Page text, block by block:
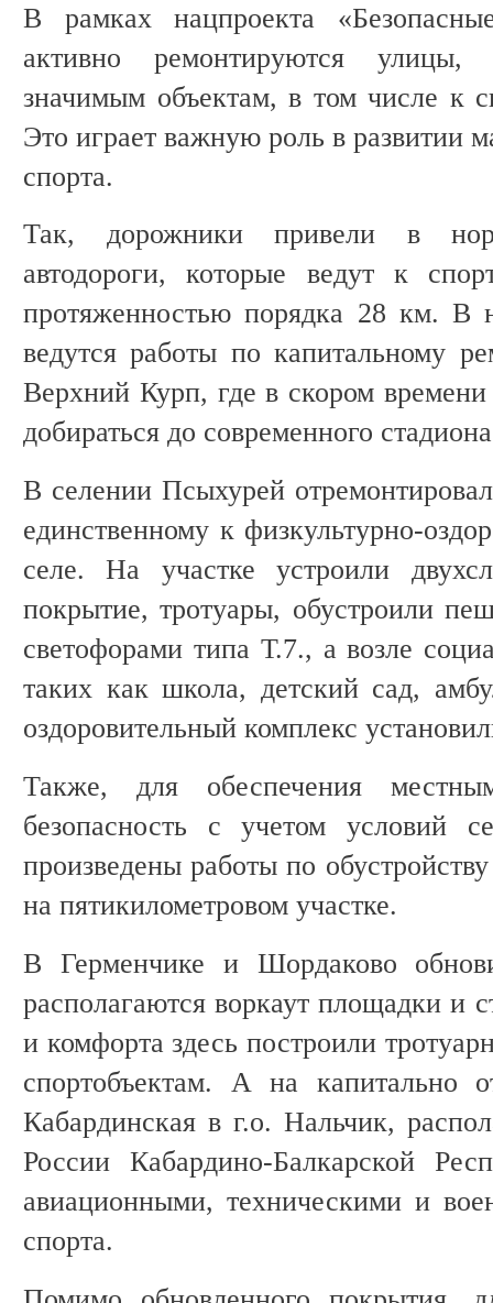
В рамках нацпроекта
активно ремонтируются
значимым объектам, в том числе к
Это играет важную роль в развитии
спорта.
Так, дорожники привели в
автодороги, которые ведут к
протяженностью порядка 28 км. В
ведутся работы по капитальному
Верхний Курп, где в скором
добираться до современного
В селении Псыхурей
единственному к физкультурно-
селе. На участке устроили
покрытие, тротуары, обустроили
светофорами типа Т.7., а возле
таких как школа, детский сад,
оздоровительный комплекс
Также, для обеспечения
безопасность с учетом условий
произведены работы по
на пятикилометровом участке.
В Герменчике и Шордаково
располагаются воркаут площадки и
и комфорта здесь построили
спортобъектам. А на капитально
Кабардинская в г.о. Нальчик,
России Кабардино-Балкарской
авиационными, техническими и
спорта.